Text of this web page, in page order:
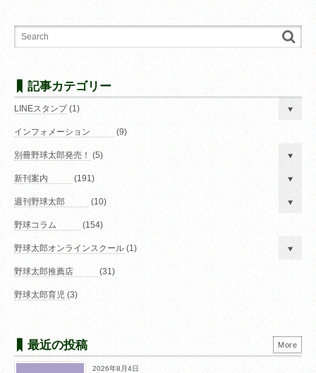
記事カテゴリー
LINEスタンプ(1)
インフォメーション (9)
別冊野球太郎発売！ (5)
新刊案内 (191)
週刊野球太郎 (10)
野球コラム (154)
野球太郎オンラインスクール (1)
野球太郎推薦店 (31)
野球太郎育児 (3)
最近の投稿
2026年8月4日
More